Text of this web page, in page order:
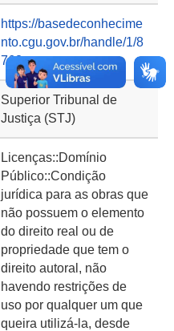
https://basedeconhecime
nto.cgu.gov.br/handle/1/8
768
Superior Tribunal de
Justiça (STJ)
Licenças::Domínio
Público::Condição
jurídica para as obras que
não possuem o elemento
do direito real ou de
propriedade que tem o
direito autoral, não
havendo restrições de
uso por qualquer um que
queira utilizá-la, desde